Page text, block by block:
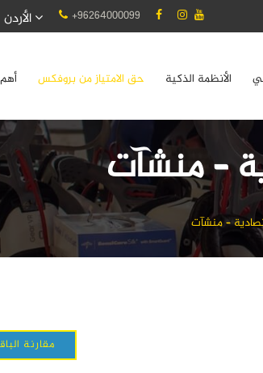
+96264000099
الأنظمة الذكية حق الامتياز من بروفكس
– منشآت
– منشآت
مقارنة